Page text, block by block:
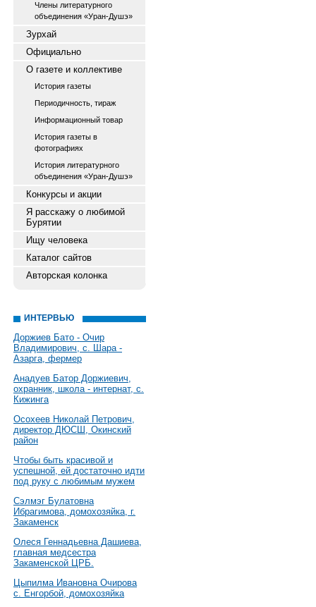
Члены литературного
объединения «Уран-Душэ»
Зурхай
Официально
О газете и коллективе
История газеты
Периодичность, тираж
Информационный товар
История газеты в
фотографиях
История литературного
объединения «Уран-Душэ»
Конкурсы и акции
Я расскажу о любимой
Бурятии
Ищу человека
Каталог сайтов
Авторская колонка
ИНТЕРВЬЮ
Доржиев Бато - Очир
Владимирович, с. Шара -
Азарга, фермер
Анадуев Батор Доржиевич,
охранник, школа - интернат, с.
Кижинга
Осохеев Николай Петрович,
директор ДЮСШ, Окинский
район
Чтобы быть красивой и
успешной, ей достаточно идти
под руку с любимым мужем
Сэлмэг Булатовна
Ибрагимова, домохозяйка, г.
Закаменск
Олеся Геннадьевна Дашиева,
главная медсестра
Закаменской ЦРБ.
Цыпилма Ивановна Очирова
с. Енгорбой, домохозяйка